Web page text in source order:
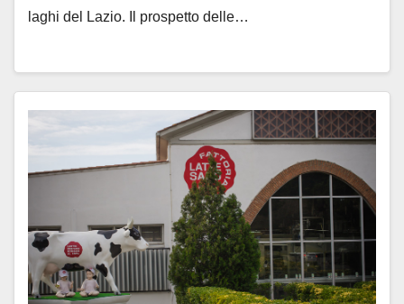
laghi del Lazio. Il prospetto delle…